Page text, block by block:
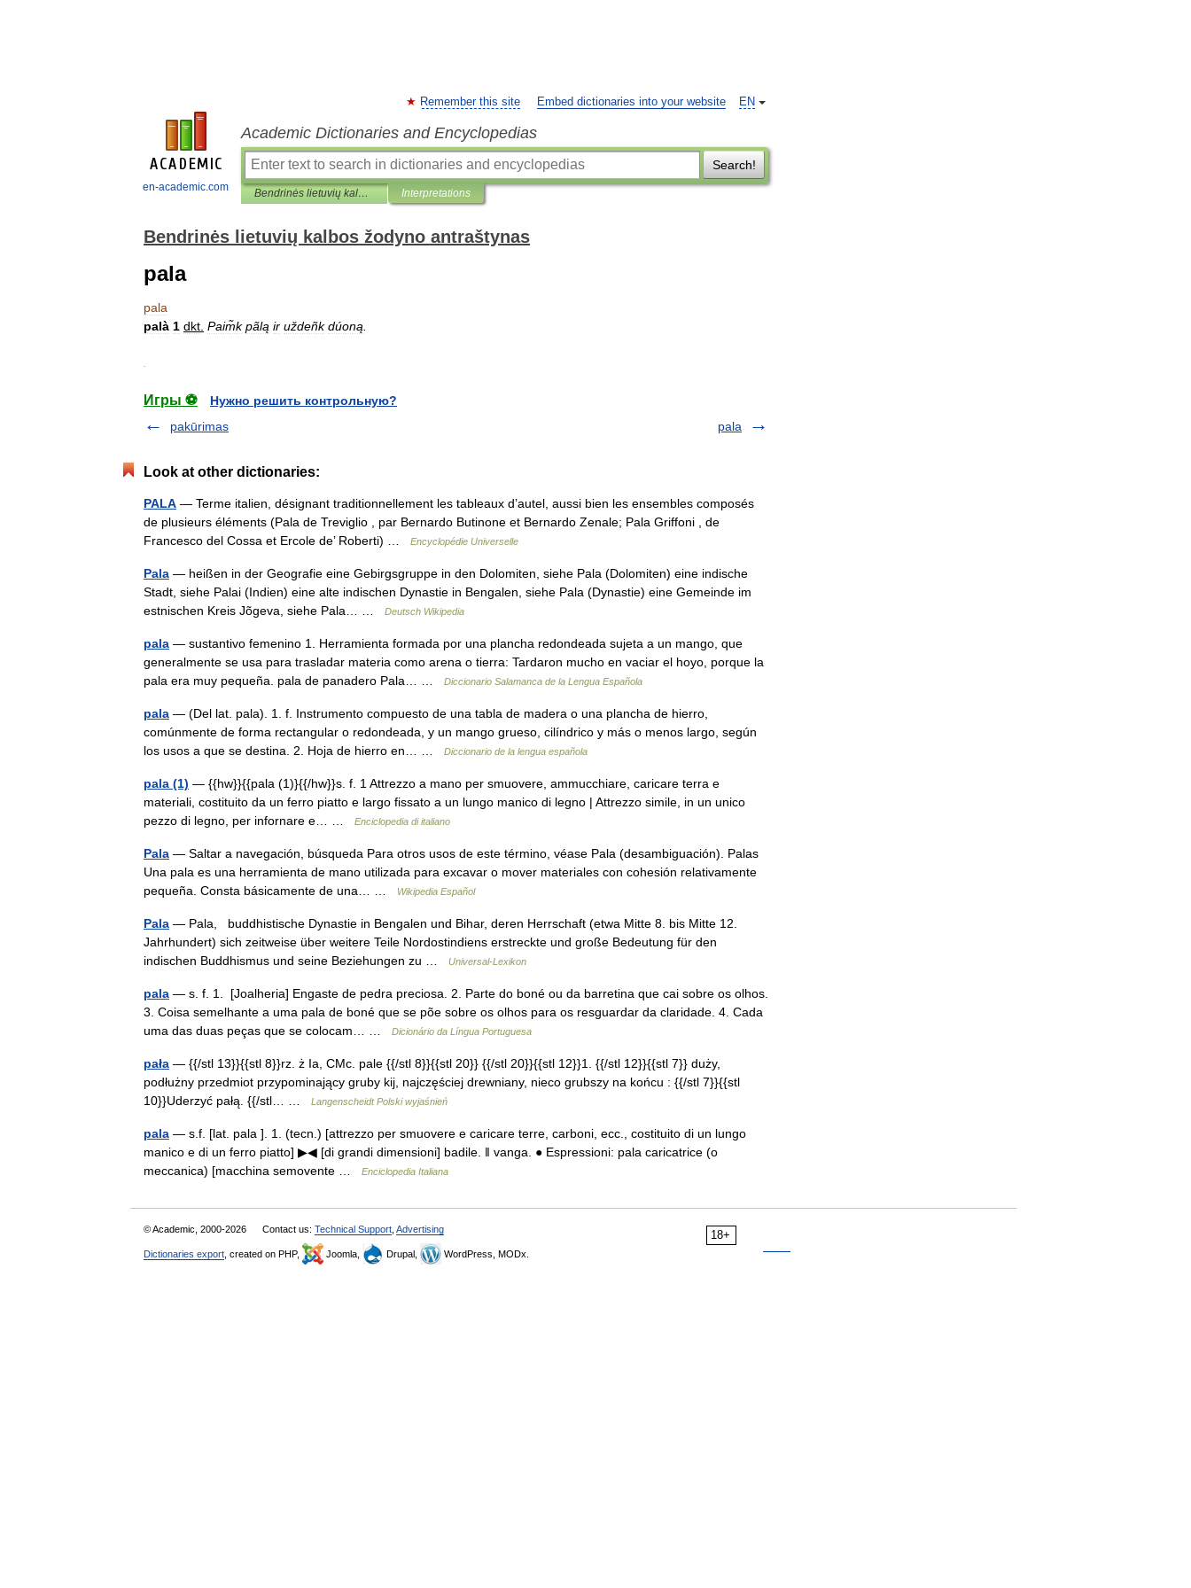
en-academic.com
EN
Remember this site Embed dictionaries into your website
Academic Dictionaries and Encyclopedias
Search!
Bendrinės lietuvių kalbos žodyno antraštynas Interpretations
Bendrinės lietuvių kalbos žodyno antraštynas
pala
pala
palà 1 dkt Paim̃k pãlą ir uždeñk dúoną
Игры ⚽
Нужно решить контрольную?
pakūrimas
pala
Look at other dictionaries:
PALA — Terme italien, désignant traditionnellement les tableaux d’autel, aussi bien les ensembles composés
de plusieurs éléments (Pala de Treviglio , par Bernardo Butinone et Bernardo Zenale; Pala Griffoni , de
Francesco del Cossa et Ercole de’ Roberti) …
Encyclopédie Universelle
Pala — heißen in der Geografie eine Gebirgsgruppe in den Dolomiten, siehe Pala (Dolomiten) eine indische
Stadt, siehe Palai (Indien) eine alte indischen Dynastie in Bengalen, siehe Pala (Dynastie) eine Gemeinde im
estnischen Kreis Jõgeva, siehe Pala… …
Deutsch Wikipedia
pala — sustantivo femenino 1. Herramienta formada por una plancha redondeada sujeta a un mango, que
generalmente se usa para trasladar materia como arena o tierra: Tardaron mucho en vaciar el hoyo, porque la
pala era muy pequeña. pala de panadero Pala… …
Diccionario Salamanca de la Lengua Española
pala — (Del lat. pala). 1. f. Instrumento compuesto de una tabla de madera o una plancha de hierro,
comúnmente de forma rectangular o redondeada, y un mango grueso, cilíndrico y más o menos largo, según
los usos a que se destina. 2. Hoja de hierro en… …
Diccionario de la lengua española
pala (1) — {{hw}}{{pala (1)}{{/hw}}s. f. 1 Attrezzo a mano per smuovere, ammucchiare, caricare terra e
materiali, costituito da un ferro piatto e largo fissato a un lungo manico di legno | Attrezzo simile, in un unico
pezzo di legno, per infornare e… …
Enciclopedia di italiano
Pala — Saltar a navegación, búsqueda Para otros usos de este término, véase Pala (desambiguación). Palas
Una pala es una herramienta de mano utilizada para excavar o mover materiales con cohesión relativamente
pequeña. Consta básicamente de una… …
Wikipedia Español
Pala — Pala, buddhistische Dynastie in Bengalen und Bihar, deren Herrschaft (etwa Mitte 8. bis Mitte 12.
Jahrhundert) sich zeitweise über weitere Teile Nordostindiens erstreckte und große Bedeutung für den
indischen Buddhismus und seine Beziehungen zu …
Universal-Lexikon
pala — s. f. 1. [Joalheria] Engaste de pedra preciosa. 2. Parte do boné ou da barretina que cai sobre os olhos.
3. Coisa semelhante a uma pala de boné que se põe sobre os olhos para os resguardar da claridade. 4. Cada
uma das duas peças que se colocam… …
Dicionário da Língua Portuguesa
pała — {{/stl 13}}{{stl 8}}rz. ż Ia, CMc. pale {{/stl 8}}{{stl 20}} {{/stl 20}}{{stl 12}}1. {{/stl 12}}{{stl 7}} duży,
podłużny przedmiot przypominający gruby kij, najczęściej drewniany, nieco grubszy na końcu : {{/stl 7}}{{stl
10}}Uderzyć pałą. {{/stl… …
Langenscheidt Polski wyjaśnień
pala — s.f. [lat. pala ]. 1. (tecn.) [attrezzo per smuovere e caricare terre, carboni, ecc., costituito di un lungo
manico e di un ferro piatto] ▶◀ [di grandi dimensioni] badile. ‖ vanga. ● Espressioni: pala caricatrice (o
meccanica) [macchina semovente …
Enciclopedia Italiana
18+
© Academic, 2000-2026 Contact us: Technical Support Advertising
Dictionaries export , created on PHP, Joomla, Drupal, WordPress, MODx.